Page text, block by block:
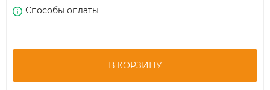
Способы оплаты
В КОРЗИНУ